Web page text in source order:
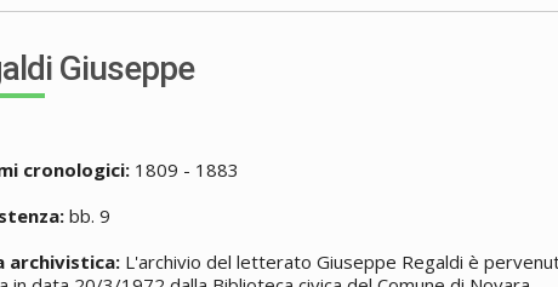
Giuseppe
cronologici: 1809 - 1883
bb. 9
archivistica: L'archivio del letterato Giuseppe Regaldi è